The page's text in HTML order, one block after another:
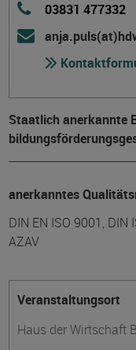
03831 477332
Staatlich anerkannte
anerkanntes
DIN EN ISO 9001,
AZAV
Veranstaltungsort
Haus der Wirtschaft